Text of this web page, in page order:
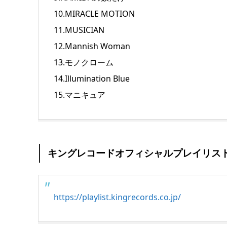
10.MIRACLE MOTION
11.MUSICIAN
12.Mannish Woman
13.モノクローム
14.Illumination Blue
15.マニキュア
キングレコードオフィシャルプレイリス
https://playlist.kingrecords.co.jp/